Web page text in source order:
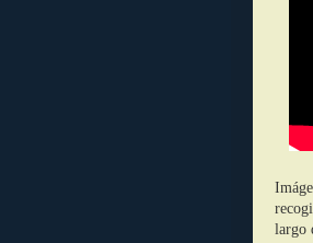
largo